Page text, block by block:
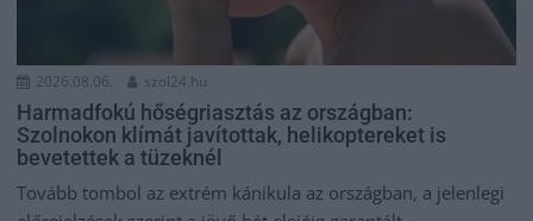
2026.08.06. szol24.hu
Harmadfokú hőségriasztás az országban:
Szolnokon klímát javítottak, helikoptereket is
bevetettek a tüzeknél
Tovább tombol az extrém kánikula az országban, a jelenlegi